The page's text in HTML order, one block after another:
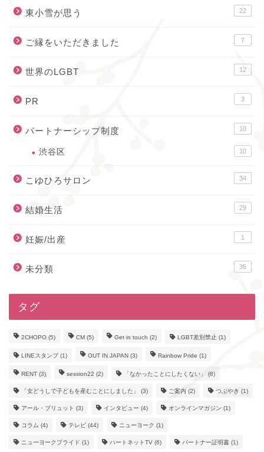
東小雪が思う 22
ご縁をいただきました 7
世界のLGBT 12
PR 3
パートナーシップ制度 10
渋谷区 10
こゆひろサロン 34
結婚生活 29
妊娠/出産 1
未分類 35
タグ
2CHOPO (5) CM (5) Get in touch (2) LGBT差別禁止 (1)
LINEスタンプ(1) OUT IN JAPAN (3) Rainbow Pride (1)
RENT (3) session22 (2) 「なかったことにしたくない」 (8)
「女どうしで子どもを産むことにしました」 (3) ご案内 (2) つぶやき (1)
アール・ブリュット (3) インタビュー (4) オンラインマガジン (1)
コラム (4) テレビ (44) ニューヨーク (1)
ニューヨークプライド (1) ハートネットTV (6) パートナー証明書 (1)